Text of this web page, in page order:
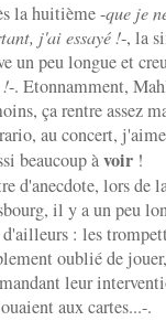
la huitième -que je
j'ai essayé !-, la
un peu longue et
!-. Etonnamment,
ça rentre assez
au concert,
beaucoup àvoir!
d'anecdote, lors de
il y a un peu
: les
oublié de
leur
aux cartes...-.